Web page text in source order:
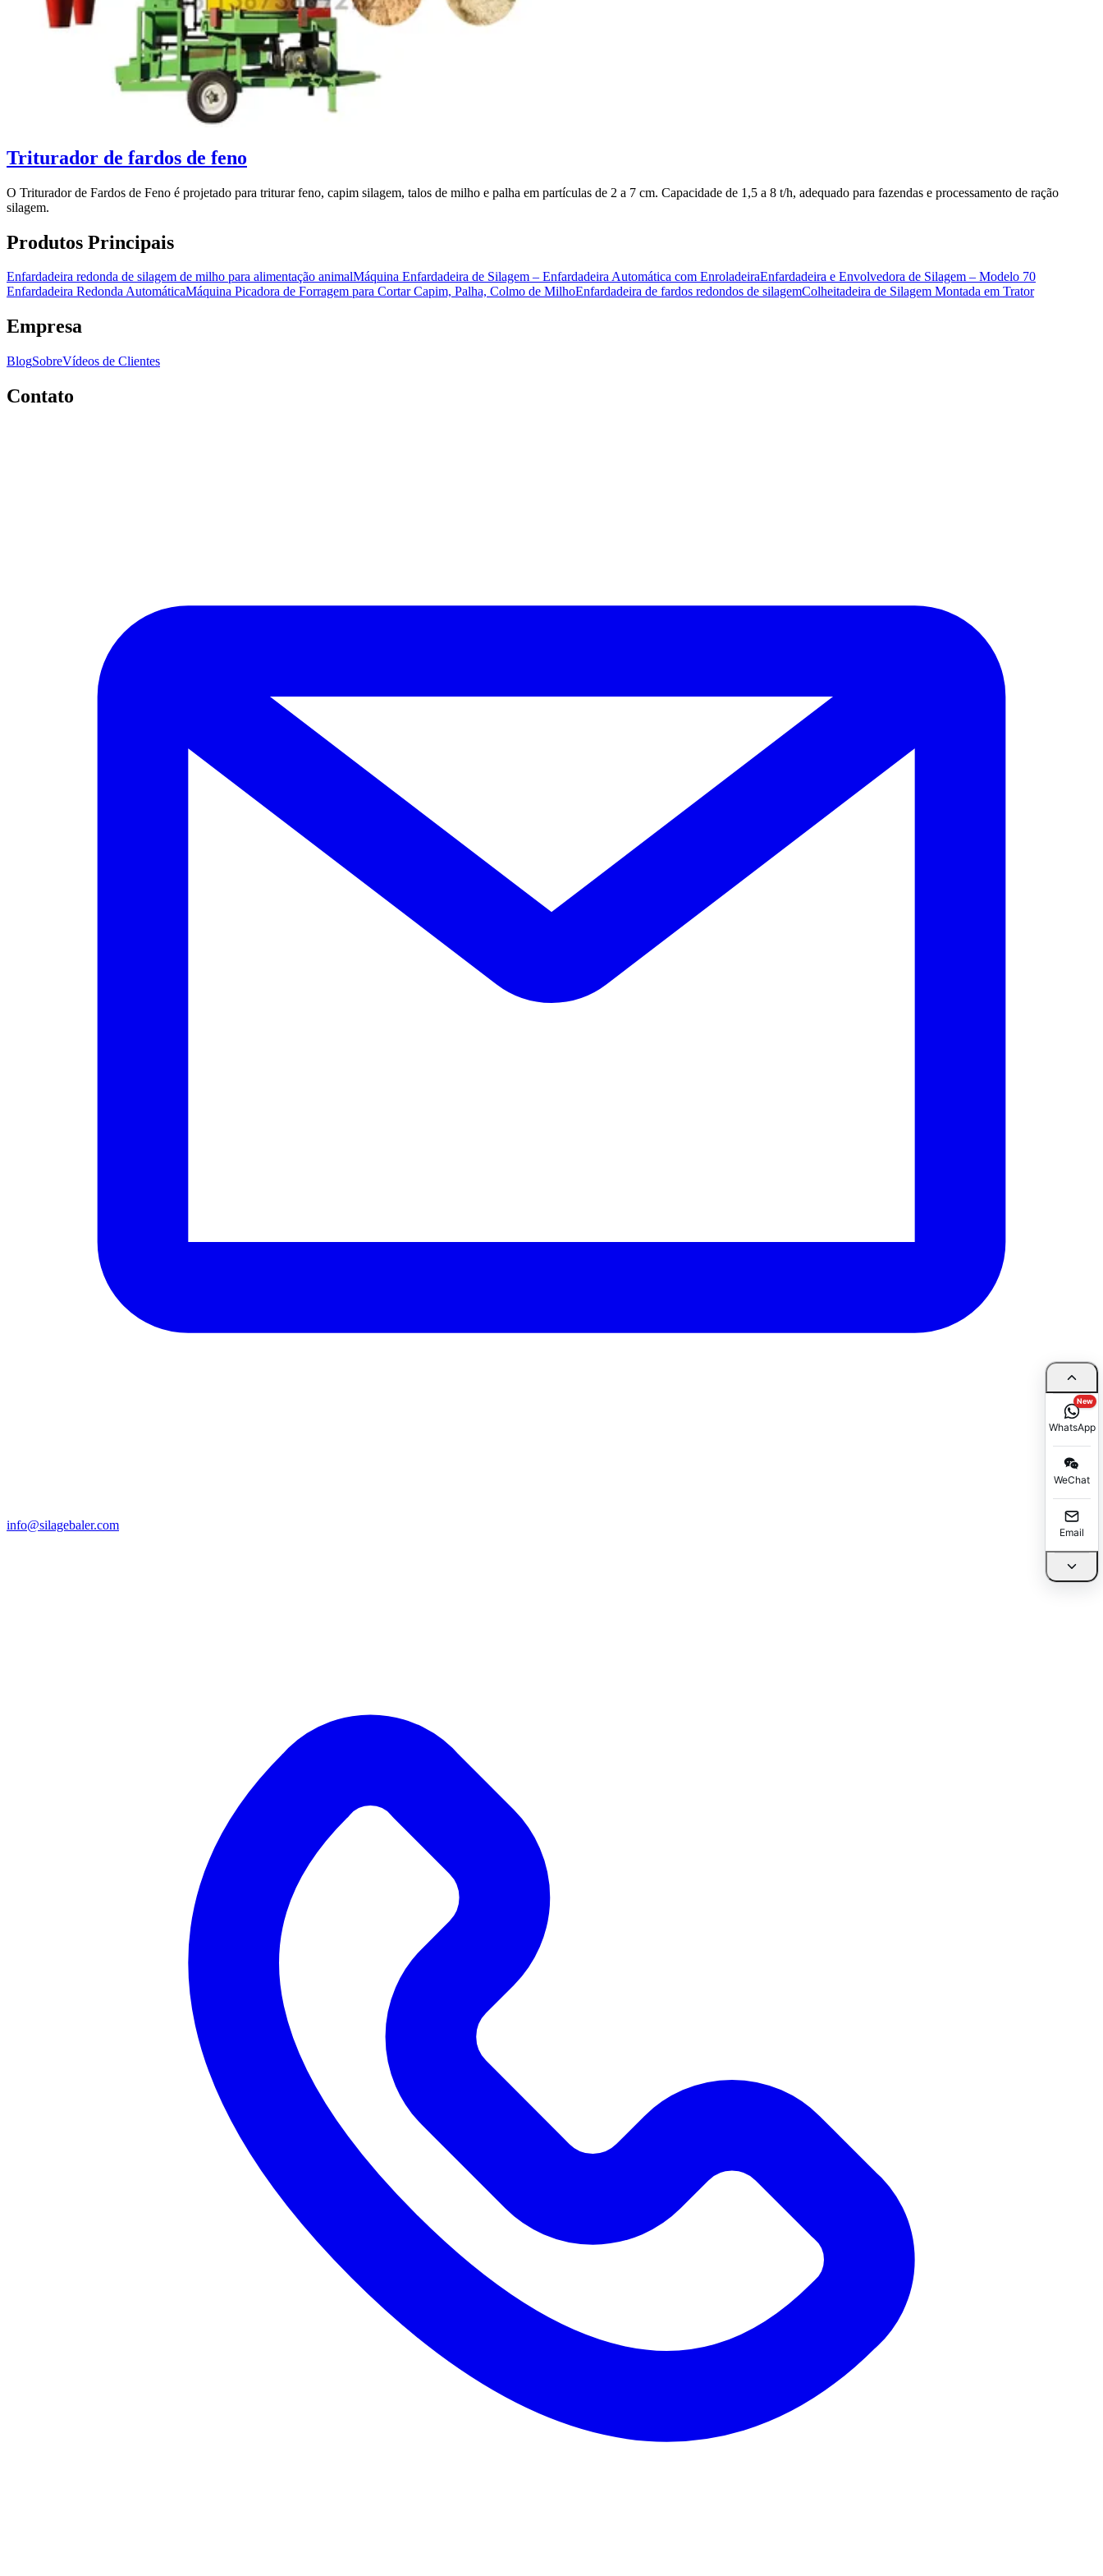
Triturador de fardos de feno
O Triturador de Fardos de Feno é projetado para triturar feno, capim silagem, talos de milho e palha em partículas de 2 a 7 cm. Capacidade de 1,5 a 8 t/h, adequado para fazendas e processamento de ração
silagem.
Produtos Principais
Enfardadeira redonda de silagem de milho para alimentação animalMáquina Enfardadeira de Silagem – Enfardadeira Automática com EnroladeiraEnfardadeira e Envolvedora de Silagem – Modelo 70
Enfardadeira Redonda AutomáticaMáquina Picadora de Forragem para Cortar Capim, Palha, Colmo de MilhoEnfardadeira de fardos redondos de silagemColheitadeira de Silagem Montada em Trator
Empresa
BlogSobreVídeos de Clientes
Contato
info@silagebaler.com
WhatsApp
New
WeChat
Email